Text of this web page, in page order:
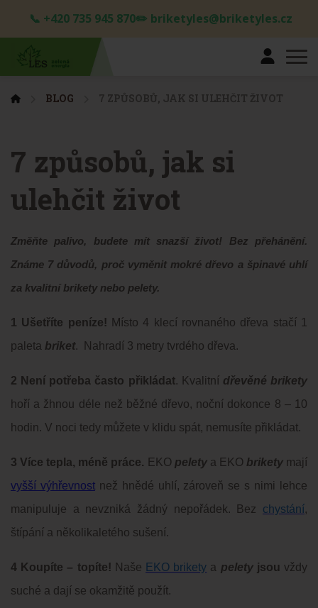
📞 +420 735 945 870✏️ briketyles@briketyles.cz
BLOG 7 ZPŮSOBŮ, JAK SI ULEHČIT ŽIVOT
7 způsobů, jak si
ulehčit život
Změňte palivo, budete mít snazší život! Bez přehánění.
Známe 7 důvodů, proč vyměnit mokré dřevo a špinavé uhlí
za kvalitní brikety nebo pelety.
1 Ušetříte peníze! Místo 4 klecí rovnaného dřeva stačí 1
paleta briket. Nahradí 3 metry tvrdého dřeva.
2 Není potřeba často přikládat. Kvalitní dřevěné brikety
hoří a žhnou déle než běžné dřevo, noční dokonce 8 – 10
hodin. V noci tedy můžete v klidu spát, nemusíte přikládat.
3 Více tepla, méně práce. EKO pelety a EKO brikety mají
vyšší výhřevnostnež hnědé uhlí, zároveň se s nimi lehce
manipuluje a nevzniká žádný nepořádek. Bez chystání,
štípání a několikaletého sušení.
4 Koupíte – topíte! Naše EKO brikety a pelety jsou vždy
suché a dají se okamžitě použít.